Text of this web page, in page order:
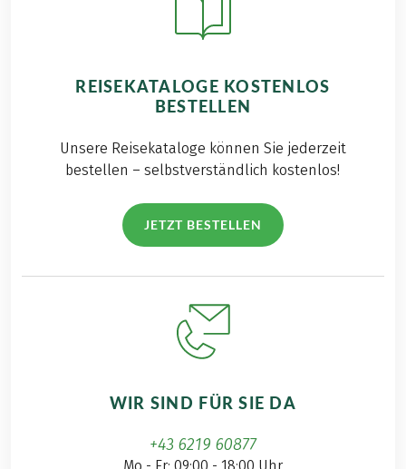
REISEKATALOGE KOSTENLOS
BESTELLEN
Unsere Reisekataloge können Sie jederzeit
bestellen – selbstverständlich kostenlos!
JETZT BESTELLEN
WIR SIND FÜR SIE DA
+43 6219 60877